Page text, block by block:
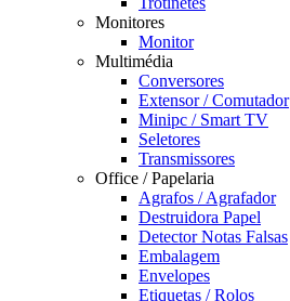
Monitores
Monitor
Multimédia
Conversores
Extensor / Comutador
Minipc / Smart TV
Seletores
Transmissores
Office / Papelaria
Agrafos / Agrafador
Destruidora Papel
Detector Notas Falsas
Embalagem
Envelopes
Etiquetas / Rolos